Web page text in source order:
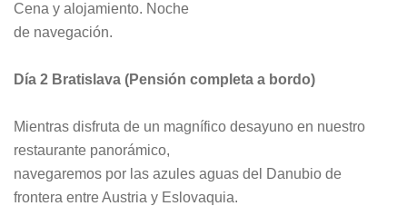
Cena y alojamiento. Noche
de navegación.
Día 2 Bratislava (Pensión completa a bordo)
Mientras disfruta de un magnífico desayuno en nuestro
restaurante panorámico,
navegaremos por las azules aguas del Danubio de
frontera entre Austria y Eslovaquia.